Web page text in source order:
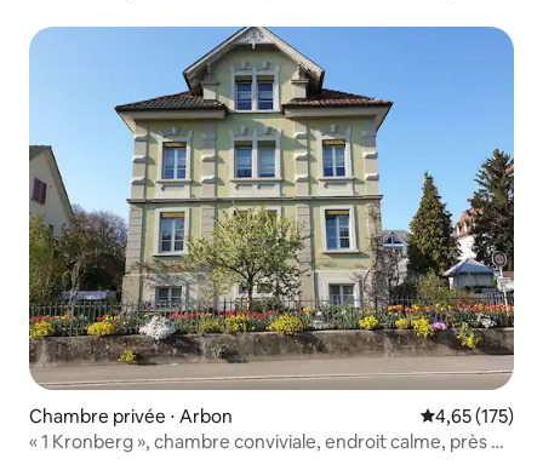
Chambre privée ⋅ Arbon Évaluation
4,65 (175)
« 1 Kronberg », chambre conviviale, endroit calme, près du